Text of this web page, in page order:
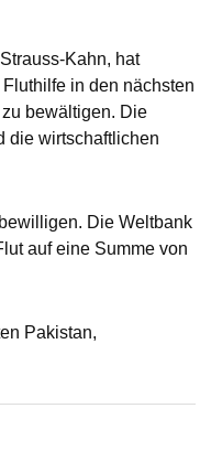
Kahn, hat
in den nächsten
bewältigen. Die
die wirtschaftlichen
Die Weltbank
auf eine Summe von
Pakistan,